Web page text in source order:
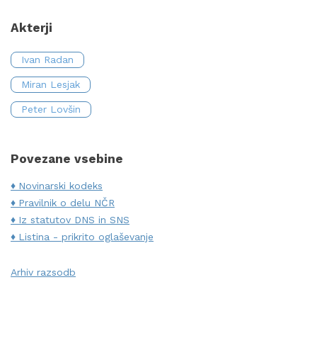
Akterji
Ivan Radan
Miran Lesjak
Peter Lovšin
Povezane vsebine
Novinarski kodeks
Pravilnik o delu NČR
Iz statutov DNS in SNS
Listina - prikrito oglaševanje
Arhiv razsodb